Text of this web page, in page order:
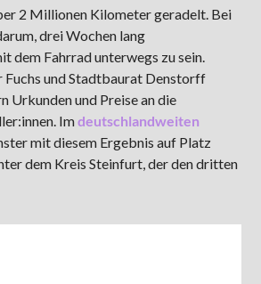
90,9 MHz Steinfurt
2 Millionen Kilometer geradelt. Bei
drei Wochen lang
dem Fahrrad unterwegs zu sein.
und Stadtbaurat Denstorff
Urkunden und Preise an die
Imdeutschlandweiten
mit diesem Ergebnis auf Platz
dem Kreis Steinfurt, der den dritten